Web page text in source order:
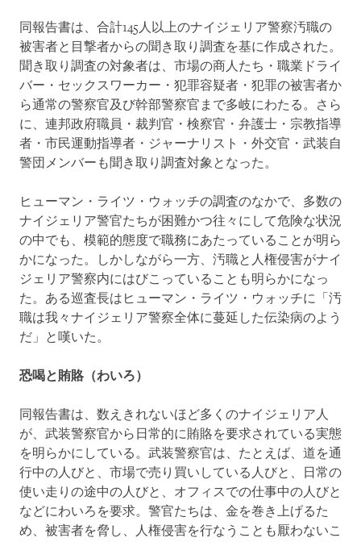
同報告書は、合計145人以上のナイジェリア警察汚職の
被害者と目撃者からの聞き取り調査を基に作成された。
聞き取り調査の対象者は、市場の商人たち・職業ドライ
バー・セックスワーカー・犯罪容疑者・犯罪の被害者か
ら通常の警察官及び幹部警察官まで多岐にわたる。さら
に、連邦政府職員・裁判官・検察官・弁護士・宗教指導
者・市民運動指導者・ジャーナリスト・外交官・武装自
警団メンバーも聞き取り調査対象となった。
ヒューマン・ライツ・ウォッチの調査のなかで、多数の
ナイジェリア警官たちが困難かつ往々にして危険な状況
の中でも、模範的態度で職務にあたっていることが明ら
かになった。しかしながら一方、汚職と人権侵害がナイ
ジェリア警察内にはびこっていることも明らかになっ
た。ある巡査長はヒューマン・ライツ・ウォッチに「汚
職は我々ナイジェリア警察全体に蔓延した伝染病のよう
だ」と嘆いた。
恐喝と賄賂（わいろ）
同報告書は、数えきれないほど多くのナイジェリア人
が、武装警察官から日常的に賄賂を要求されている実態
を明らかにしている。武装警察官は、たとえば、道を通
行中の人びと、市場で売り買いしている人びと、日常の
使い走りの途中の人びと、オフィスでの仕事中の人びと
などにわいろを要求。警官たちは、金を巻き上げるた
め、被害者を脅し、人権侵害を行なうことも厭わないこ